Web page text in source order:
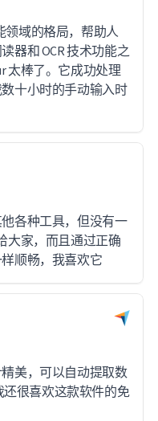
领域的格局，帮助人
器和 OCR 技术功能之
太棒了。它成功处理
十小时的手动输入时
各种工具，但没有一
大家，而且通过正确
顺畅，我喜欢它
美，可以自动提取数
很喜欢这款软件的免